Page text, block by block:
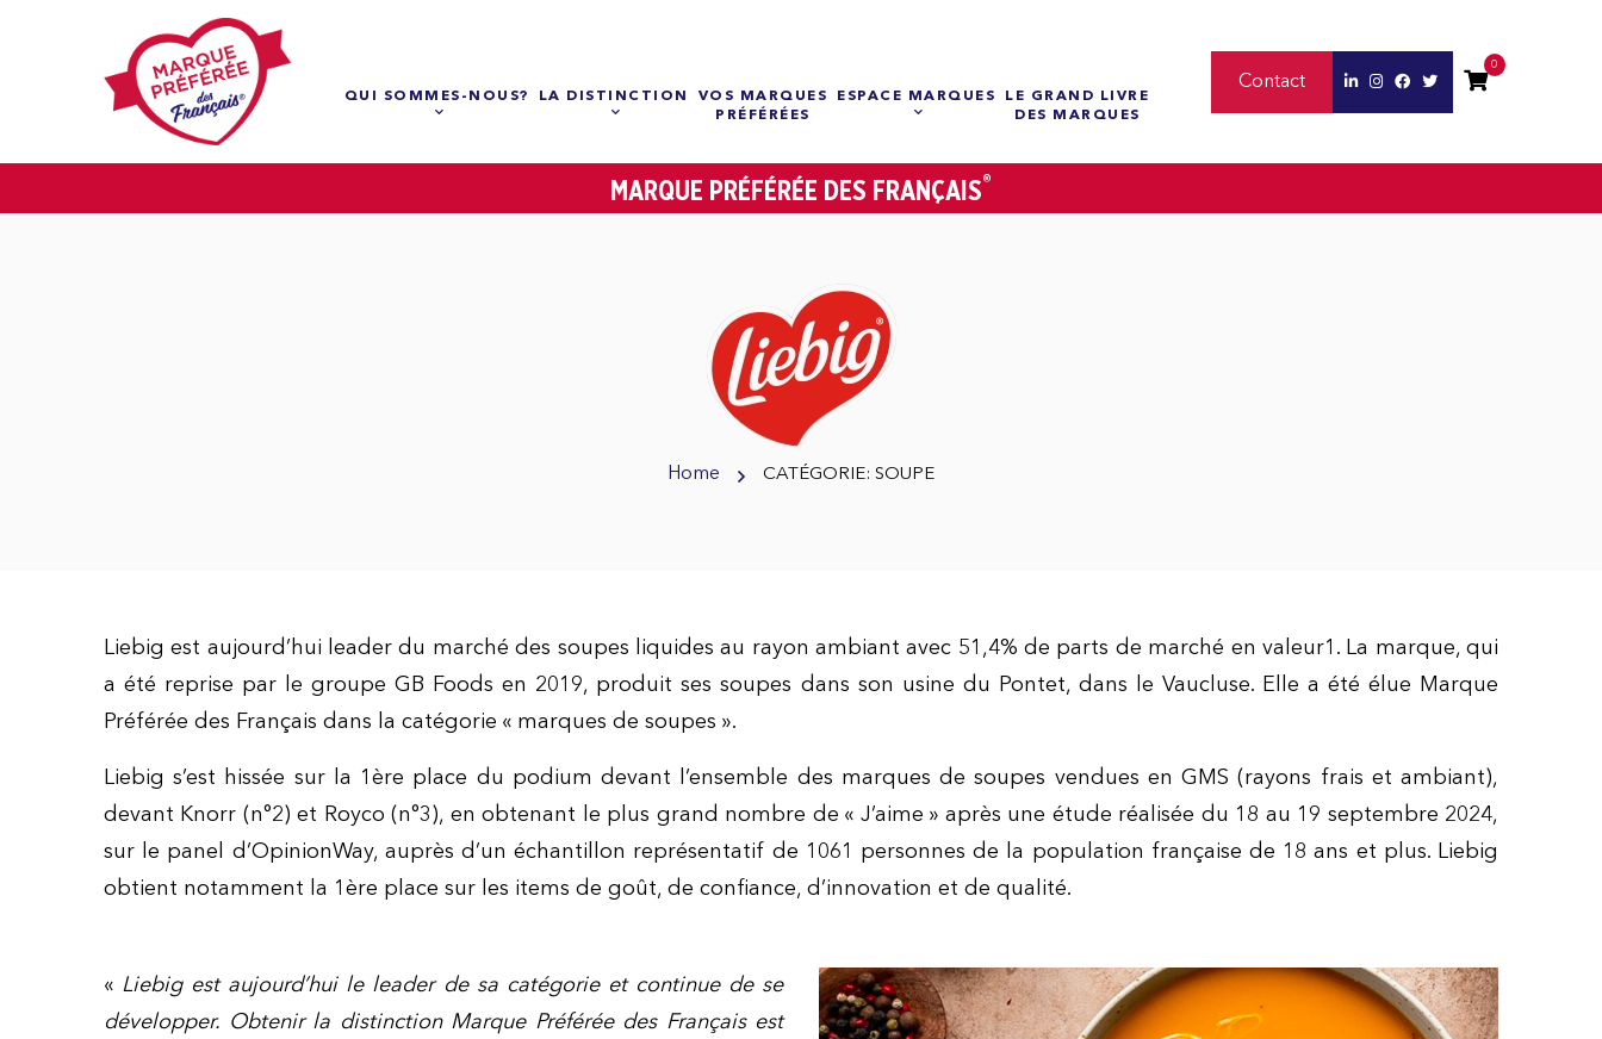
QUI SOMMES-NOUS? LA DISTINCTION
VOS MARQUES
PRÉFÉRÉES
ESPACE MARQUES
LE GRAND LIVRE
DES MARQUES
Contact
0
MARQUE PRÉFÉRÉE DES FRANÇAIS®
Home CATÉGORIE: SOUPE
Liebig est aujourd’hui leader du marché des soupes liquides au rayon ambiant avec 51,4% de parts de marché en valeur1 . La marque, qui
a été reprise par le groupe GB Foods en 2019, produit ses soupes dans son usine du Pontet, dans le Vaucluse. Elle a été élue Marque
Préférée des Français dans la catégorie « marques de soupes ».
Liebig s’est hissée sur la 1ère place du podium devant l’ensemble des marques de soupes vendues en GMS (rayons frais et ambiant),
devant Knorr (n°2) et Royco (n°3), en obtenant le plus grand nombre de « J’aime » après une étude réalisée du 18 au 19 septembre 2024,
sur le panel d’OpinionWay, auprès d’un échantillon représentatif de 1061 personnes de la population française de 18 ans et plus. Liebig
obtient notamment la 1ère place sur les items de goût, de confiance, d’innovation et de qualité.
« Liebig est aujourd’hui le leader de sa catégorie et continue de se
développer. Obtenir la distinction Marque Préférée des Français est